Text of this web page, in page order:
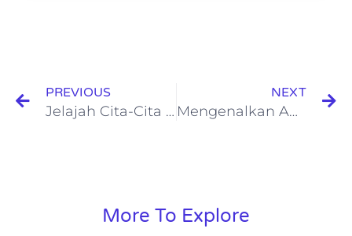
PREVIOUS
Jelajah Cita-Cita Profesi IT
NEXT
Mengenalkan Anak Profesi Kepenulisan
More To Explore